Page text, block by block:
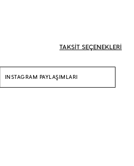
TAKSİT SEÇENEKLERİ
INSTAGRAM PAYLAŞIMLARI